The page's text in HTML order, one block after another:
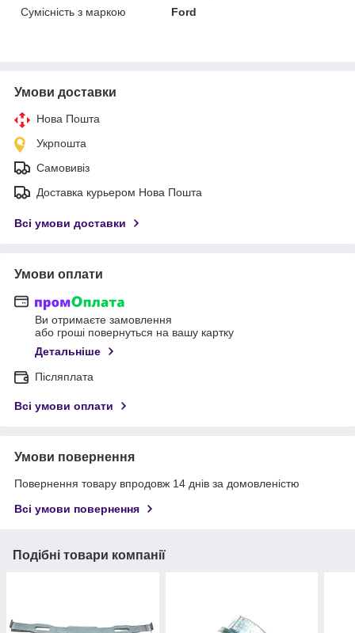
Сумісність з маркою
Ford
Умови доставки
Нова Пошта
Укрпошта
Самовивіз
Доставка курьером Нова Пошта
Всі умови доставки
Умови оплати
Ви отримаєте замовлення
або гроші повернуться на вашу картку
Детальніше
Післяплата
Всі умови оплати
Умови повернення
Повернення товару впродовж 14 днів за домовленістю
Всі умови повернення
Подібні товари компанії